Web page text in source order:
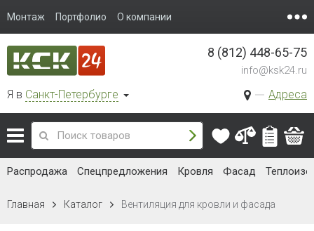
Монтаж Портфолио О компании
Я в Санкт-Петербурге Адреса
8 (812) 448-65-75
info@ksk24.ru
Распродажа Спецпредложения Кровля Фасад
Главная Каталог Вентиляция для кровли и фасада